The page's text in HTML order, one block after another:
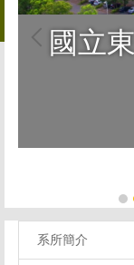
國立
系所簡介